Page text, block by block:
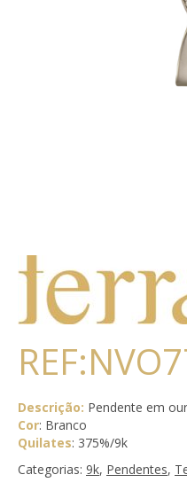
Descrição: Pendente em
Cor: Branco
Quilates: 375%/9k
Categorias: 9k, Pendentes,